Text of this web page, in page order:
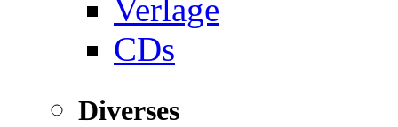
Verlage
CDs
Diverses